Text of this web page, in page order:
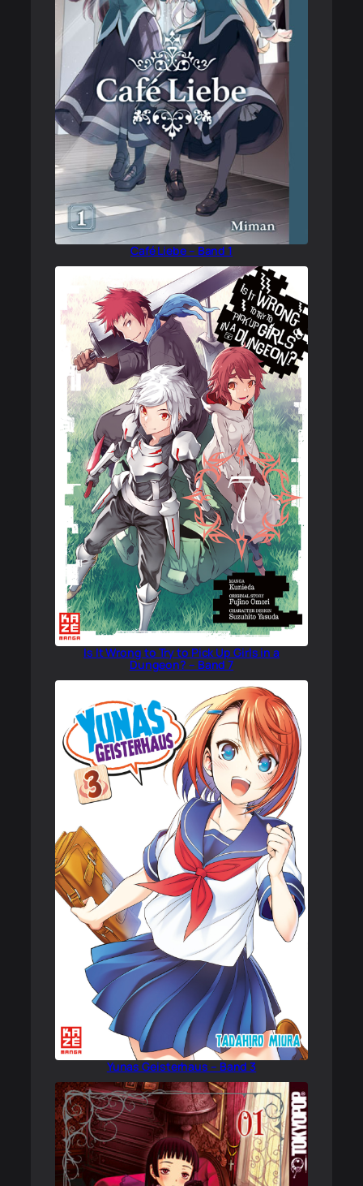
Café Liebe – Band 1
Is It Wrong to Try to Pick Up Girls in a
Dungeon? – Band 7
Yunas Geisterhaus – Band 3